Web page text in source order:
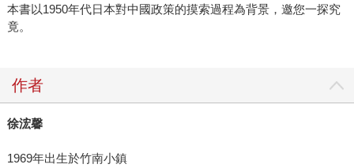
本書以1950年代日本對中國政策的摸索過程為背景，邀您一探究
竟。
作者
徐浤馨
1969年出生於竹南小鎮